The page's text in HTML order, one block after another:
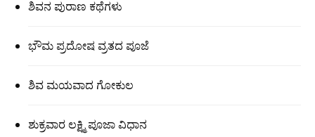
ಶಿವನ ಪುರಾಣ ಕಥೆಗಳು
ಭೌಮ ಪ್ರದೋಷ ವ್ರತದ ಪೂಜೆ
ಶಿವ ಮಯವಾದ ಗೋಕುಲ
ಶುಕ್ರವಾರ ಲಕ್ಷ್ಮಿ ಪೂಜಾ ವಿಧಾನ